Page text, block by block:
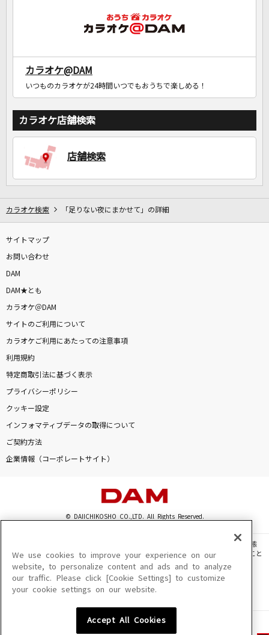
カラオケ@DAM
いつものカラオケが24時間いつでもおうちで楽しめる！
カラオケ店舗検索
店舗検索
カラオケ検索 「足りない夜にまかせて」の詳細
サイトマップ
お問い合わせ
DAM
DAM★とも
カラオケ＠DAM
サイトのご利用について
カラオケご利用にあたっての注意事項
利用規約
特定商取引法に基づく表示
プライバシーポリシー
クッキー設定
インフォマティブデータの取得について
ご契約方法
企業情報（コーポレートサイト）
© DAIICHIKOSHO CO.,LTD. All Rights Reserved.
このサイトに掲載されている一切の文章・画像・写真・動画・音声等を、手段や形態
を問わず、著作権法の定める範囲を超えて無断で複製、転載、ファイル化などすること
を禁じます。
楽曲及びコンテンツは、機種によりご利用いただけない場合があります。
楽曲及びコンテンツの配信日、配信内容が変更になる場合があります。
We use cookies to improve your experience on our
website, to personalize content and ads and to analyze
our traffic. Please click [Cookie Settings] to customize
your cookie settings on our website.
Accept All Cookies